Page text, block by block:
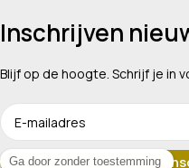
Inschrijven
Blijf op de hoogte. Schrijf je in